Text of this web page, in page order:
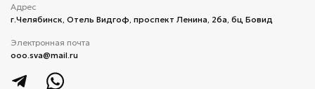
Адрес
г.Челябинск, ​Отель Видгоф, проспект Ленина, 26а, бц Бовид
Электронная почта
ooo.sva@mail.ru